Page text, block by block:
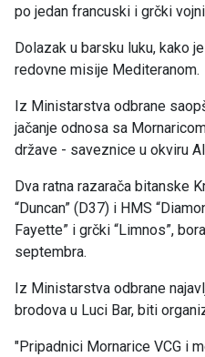
po jedan francuski i grčki
Dolazak u barsku luku, kako
redovne misije Mediteranom.
Iz Ministarstva odbrane
jačanje odnosa sa
države - saveznice u okviru
Dva ratna razarača bitanske
“Duncan” (D37) i HMS
Fayette” i grčki “Limnos”,
septembra.
Iz Ministarstva odbrane
brodova u Luci Bar, biti
"Pripadnici Mornarice VCG i